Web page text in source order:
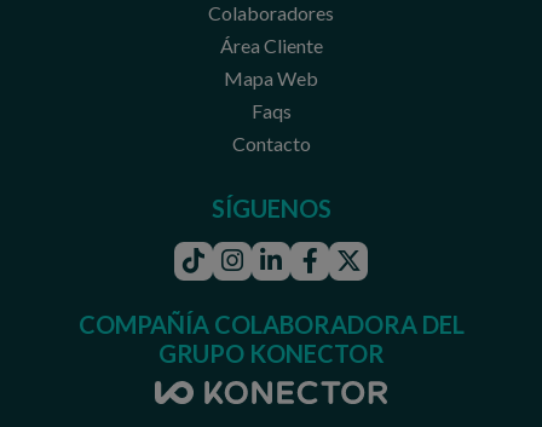
Colaboradores
Área Cliente
Mapa Web
Faqs
Contacto
SÍGUENOS
TiktokInstagram
LinkedinFacebook
Twitter
COMPAÑÍA COLABORADORA DEL
GRUPO KONECTOR